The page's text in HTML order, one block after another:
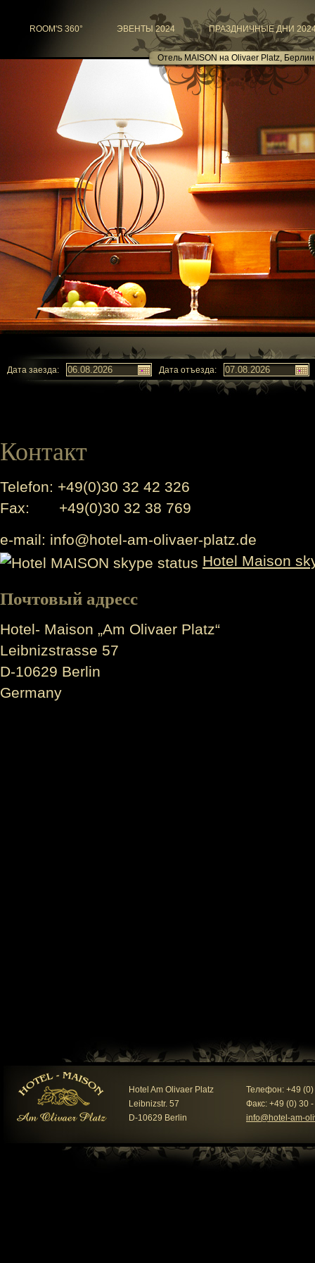
ROOM'S 360° ЭВЕНТЫ 2024 ПРАЗДНИЧНЫЕ ДНИ
Отель MAISON на Olivaer Platz, Берлин
Дата заезда: Дата отъезда:
Контакт
Telefon: +49(0)30 32 42 326
Fax: +49(0)30 32 38 769
e-mail: info@hotel-am-olivaer-platz.de
Hotel Maison
Почтовый адресс
Hotel- Maison „Am Olivaer Platz“
Leibnizstrasse 57
D-10629 Berlin
Germany
Hotel Am Olivaer Platz
Leibnizstr. 57
D-10629 Berlin
Телефон: +49
Факс: +49 (0) 30
info@hotel-am-